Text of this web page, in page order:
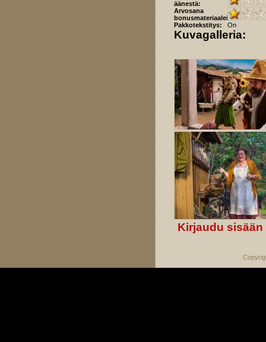
äänestä:
Arvosana
bonusmateriaaleista:
Pakkotekstitys:
On
Kuvagalleria:
Kirjaudu sisään